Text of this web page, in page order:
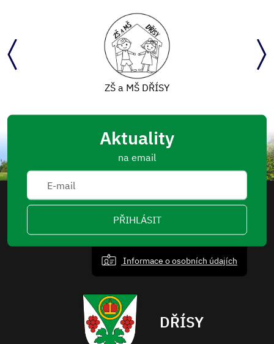
ZŠ a MŠ DŘÍSY
Aktuality
na email
PŘIHLÁSIT
Informace o osobních údajích
DŘÍSY